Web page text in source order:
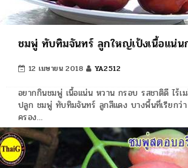
ชมพู่ ทับทิมจันทร์ ลูกใหญ่เป้งเนื้อแน่น
12 เมษายน 2018 YA2512
อยากกินชมพู่ เนื้อแน่น หวาน กรอบ รสชาติดี ไร้
ปลูก ชมพู่ ทับทิมจันทร์ ลูกสีแดง บางพื้นที่เรียกว่
ครอง…